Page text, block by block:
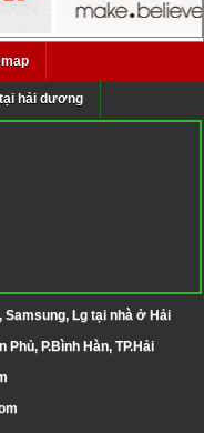
hải dương
Samsung, Lg tại nhà ở Hải
P.Bình Hàn, TP.Hải